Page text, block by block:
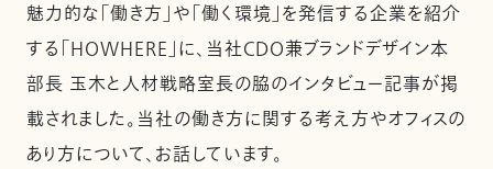
魅⼒的な「働き⽅」や「働く環境」を発信する企業を紹介
する「HOWHERE」に、当社CDO兼ブランドデザイン本
部長 玉木と人材戦略室長の脇のインタビュー記事が掲
載されました。当社の働き方に関する考え方やオフィスの
あり方について、お話しています。